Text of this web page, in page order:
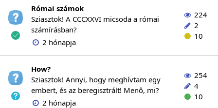
Római számok
Sziasztok! A CCCXXVI micsoda a római
számírásban?
2 hónapja
224
2
10
How?
Sziasztok! Annyi, hogy meghívtam egy
embert, és az beregisztrált! Menô, mi?
2 hónapja
254
4
10